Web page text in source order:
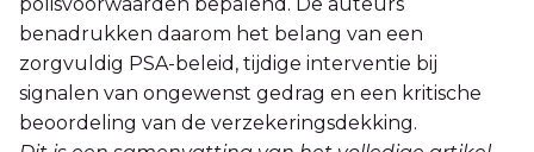
benadrukken daarom het belang van een
zorgvuldig PSA-beleid, tijdige interventie bij
signalen van ongewenst gedrag en een kritische
beoordeling van de verzekeringsdekking.